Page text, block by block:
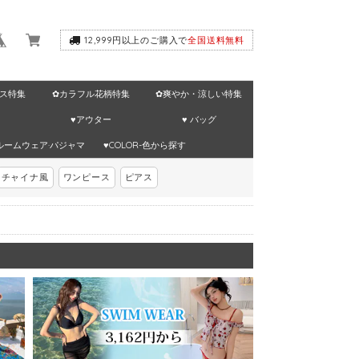
12,999円以上のご購入で全国送料無料
特集 ✿カラフル花柄特集 ✿爽やか・涼しい特集
♥アウター ♥ バッグ
ムウェア·パジャマ ♥COLOR-色から探す
チャイナ風 ワンピース ピアス